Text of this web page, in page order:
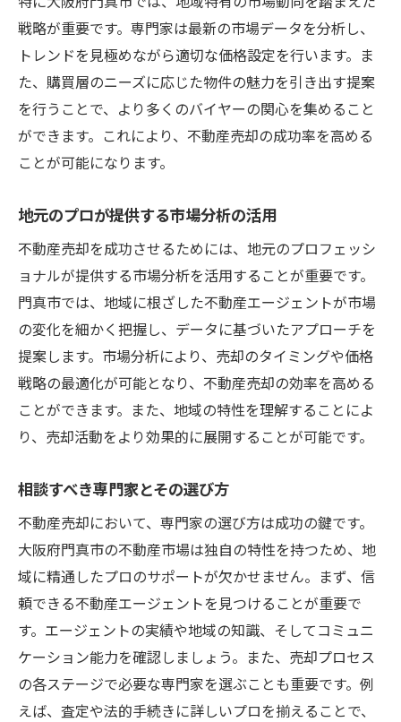
戦略が重要です。専門家は最新の市場データを分析し、
トレンドを見極めながら適切な価格設定を行います。ま
た、購買層のニーズに応じた物件の魅力を引き出す提案
を行うことで、より多くのバイヤーの関心を集めること
ができます。これにより、不動産売却の成功率を高める
ことが可能になります。
地元のプロが提供する市場分析の活用
不動産売却を成功させるためには、地元のプロフェッシ
ョナルが提供する市場分析を活用することが重要です。
門真市では、地域に根ざした不動産エージェントが市場
の変化を細かく把握し、データに基づいたアプローチを
提案します。市場分析により、売却のタイミングや価格
戦略の最適化が可能となり、不動産売却の効率を高める
ことができます。また、地域の特性を理解することによ
り、売却活動をより効果的に展開することが可能です。
相談すべき専門家とその選び方
不動産売却において、専門家の選び方は成功の鍵です。
大阪府門真市の不動産市場は独自の特性を持つため、地
域に精通したプロのサポートが欠かせません。まず、信
頼できる不動産エージェントを見つけることが重要で
す。エージェントの実績や地域の知識、そしてコミュニ
ケーション能力を確認しましょう。また、売却プロセス
の各ステージで必要な専門家を選ぶことも重要です。例
えば、査定や法的手続きに詳しいプロを揃えることで、